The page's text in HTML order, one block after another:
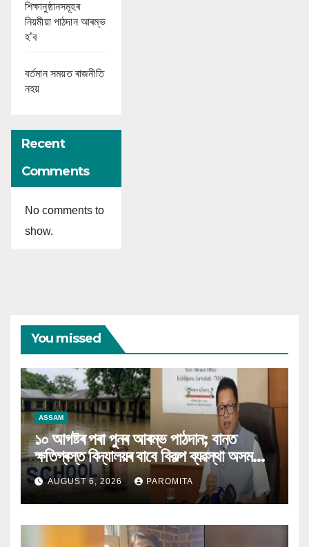
শিক্ষানুষ্ঠানসমূহৰ
নিয়মীয়া পাঠদান আৰম্ভ
হ’ব
বৰ্তমান সময়ত ৰাজনীতি
নহয়
Recent
Comments
No comments to
show.
You missed
ASSAM
১০ আগষ্টৰ পৰা পুনৰ আৰম্ভ পাঠদান; বানত
ক্ষতিগ্ৰস্ত বিদ্যালয়ৰ বাবে বিকল্প ব্যৱস্থা অসম
চৰকাৰৰ
AUGUST 6, 2026 PAROMITA